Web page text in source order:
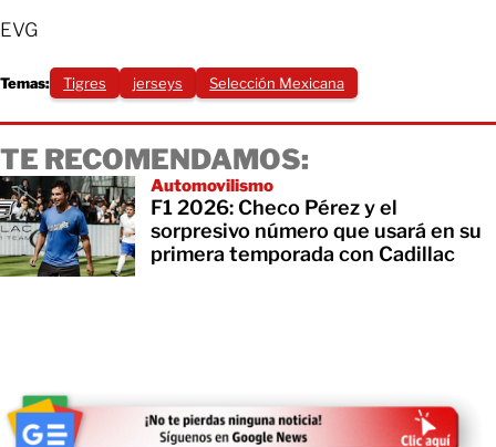
EVG
Temas: Tigres jerseys Selección Mexicana
TE RECOMENDAMOS:
Automovilismo
F1 2026: Checo Pérez y el
sorpresivo número que usará en su
primera temporada con Cadillac